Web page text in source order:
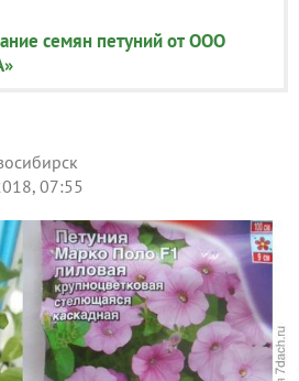
семян петуний от ООО
07:55